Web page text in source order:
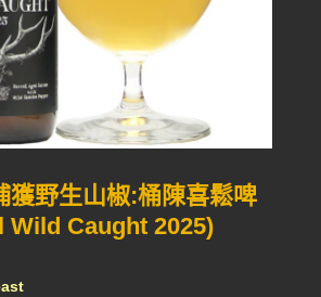
獲野生山椒:桶陳喜鬆啤
Wild Caught 2025)